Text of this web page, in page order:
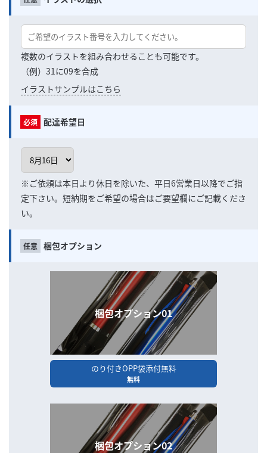
複数のイラストを組み合わせることも可能です。
（例）31に09を合成
イラストサンプルはこちら
配達希望日
※ご依頼は本日より休日を除いた、平日6営業日以降でご指
定下さい。短納期をご希望の場合はご要望欄にご記載くださ
い。
梱包オプション
梱包オプション01
のり付きOPP袋添付無料
無料
梱包オプション02